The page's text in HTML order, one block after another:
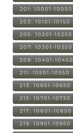
201: 10001-10050
203: 10101-10150
205: 10201-10250
207: 10301-10350
209: 10401-10450
211: 10501-10550
213: 10601-10650
215: 10701-10750
217: 10801-10850
219: 10901-10950